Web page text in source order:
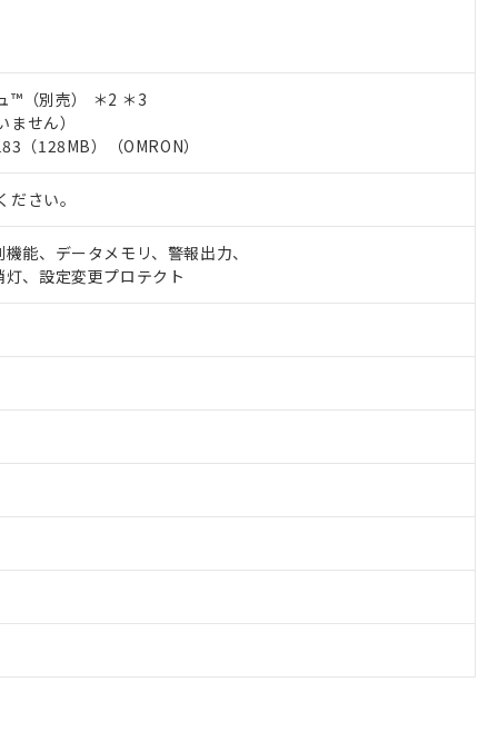
™（別売） ＊2 ＊3
せん）
（128MB）（OMRON）
さい。
能、データメモリ、警報出力、
、設定変更プロテクト